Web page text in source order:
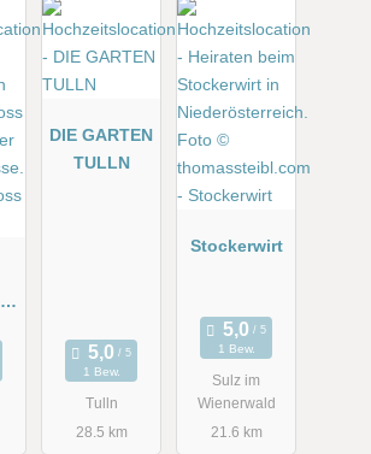
DIE GARTEN
TULLN
1 Bew.
Tulln
28.5 km
Stockerwirt
1 Bew.
Sulz im
Wienerwald
21.6 km